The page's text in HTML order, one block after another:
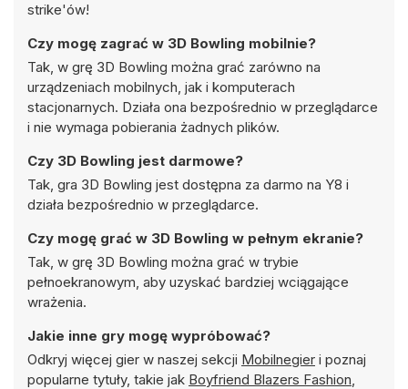
strike'ów!
Czy mogę zagrać w 3D Bowling mobilnie?
Tak, w grę 3D Bowling można grać zarówno na
urządzeniach mobilnych, jak i komputerach
stacjonarnych. Działa ona bezpośrednio w przeglądarce
i nie wymaga pobierania żadnych plików.
Czy 3D Bowling jest darmowe?
Tak, gra 3D Bowling jest dostępna za darmo na Y8 i
działa bezpośrednio w przeglądarce.
Czy mogę grać w 3D Bowling w pełnym ekranie?
Tak, w grę 3D Bowling można grać w trybie
pełnoekranowym, aby uzyskać bardziej wciągające
wrażenia.
Jakie inne gry mogę wypróbować?
Odkryj więcej gier w naszej sekcji Mobilnegier i poznaj
popularne tytuły, takie jak Boyfriend Blazers Fashion,